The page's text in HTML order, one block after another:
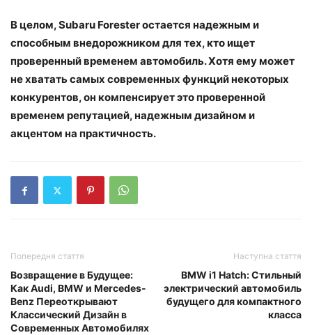
В целом, Subaru Forester остается надежным и
способным внедорожником для тех, кто ищет
проверенный временем автомобиль. Хотя ему может
не хватать самых современных функций некоторых
конкурентов, он компенсирует это проверенной
временем репутацией, надежным дизайном и
акцентом на практичность.
Попередня стаття
Возвращение в Будущее:
Как Audi, BMW и Mercedes-
Benz Переоткрывают
Классический Дизайн в
Современных Автомобилях
Наступна стаття
BMW i1 Hatch: Стильный
электрический автомобиль
будущего для компактного
класса